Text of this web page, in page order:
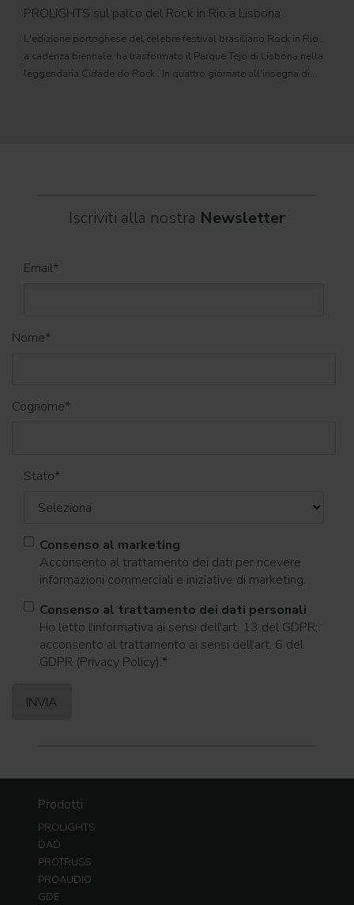
PROLIGHTS sul palco del Rock in Rio a Lisbona
L'edizione portoghese del celebre festival brasiliano Rock in Rio ,
a cadenza biennale, ha trasformato il Parque Tejo di Lisbona nella
leggendaria Cidade do Rock . In quattro giornate all'insegna di
Iscriviti alla nostra Newsletter
Email*
Nome*
Cognome*
Stato*
Consenso al marketing
Acconsento al trattamento dei dati per ricevere
informazioni commerciali e iniziative di marketing.
Consenso al trattamento dei dati personali
Ho letto l'informativa ai sensi dell'art. 13 del GDPR;
acconsento al trattamento ai sensi dell'art. 6 del
GDPR (Privacy Policy).*
Prodotti
PROLIGHTS
DAD
PROTRUSS
PROAUDIO
GDE